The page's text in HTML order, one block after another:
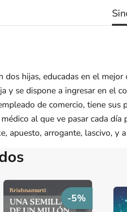
dos hijas, educadas en el
y se dispone a ingresar en el
de comercio, tiene
al que ve pasar cada
apuesto, arrogante, lascivo,
-5%